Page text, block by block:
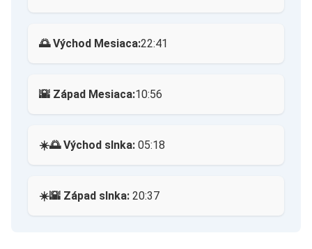
🌅 Východ Mesiaca:22:41
🌇 Západ Mesiaca:10:56
☀️🌅 Východ slnka: 05:18
☀️🌇 Západ slnka: 20:37